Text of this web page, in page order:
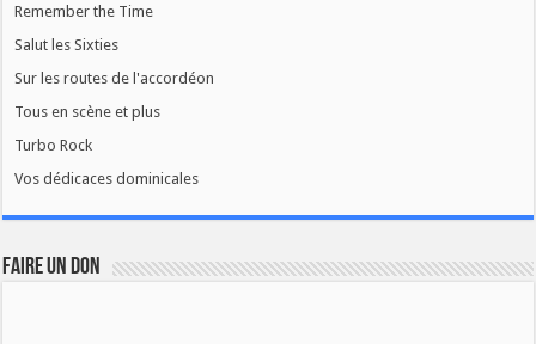
Remember the Time
Salut les Sixties
Sur les routes de l'accordéon
Tous en scène et plus
Turbo Rock
Vos dédicaces dominicales
FAIRE UN DON